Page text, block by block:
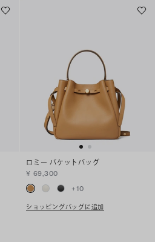
ロミー バケットバッグ
¥ 69,300
+10
ショッピングバッグに追加